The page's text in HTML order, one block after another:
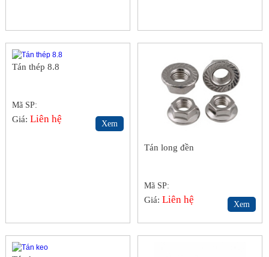
Tán thép 8.8
Mã SP:
Giá:Liên hệ Xem
Tán long đền
Mã SP:
Giá:Liên hệ Xem